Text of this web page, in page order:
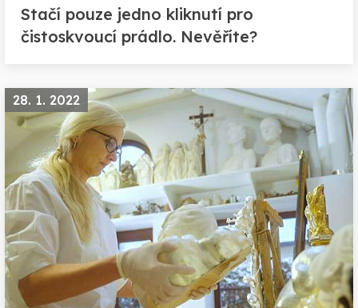
Stačí pouze jedno kliknutí pro
čistoskvoucí prádlo. Nevěříte?
28. 1. 2022